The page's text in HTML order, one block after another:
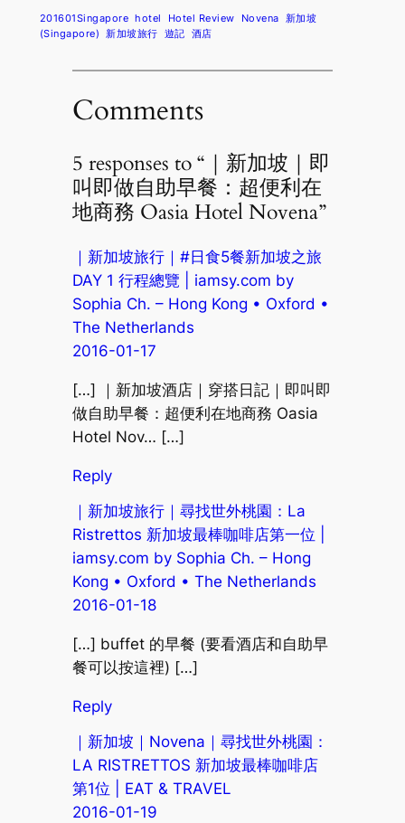
201601Singapore hotel Hotel Review Novena 新加坡
(Singapore) 新加坡旅行 遊記 酒店
Comments
5 responses to “｜新加坡｜即
叫即做自助早餐：超便利在
地商務 Oasia Hotel Novena”
｜新加坡旅行｜#日食5餐新加坡之旅
DAY 1 行程總覽 | iamsy.com by
Sophia Ch. – Hong Kong • Oxford •
The Netherlands
2016-01-17
[…] ｜新加坡酒店｜穿搭日記｜即叫即
做自助早餐：超便利在地商務 Oasia
Hotel Nov… […]
Reply
｜新加坡旅行｜尋找世外桃園：La
Ristrettos 新加坡最棒咖啡店第一位 |
iamsy.com by Sophia Ch. – Hong
Kong • Oxford • The Netherlands
2016-01-18
[…] buffet 的早餐 (要看酒店和自助早
餐可以按這裡) […]
Reply
｜新加坡｜Novena｜尋找世外桃園：
LA RISTRETTOS 新加坡最棒咖啡店
第1位 | EAT & TRAVEL
2016-01-19